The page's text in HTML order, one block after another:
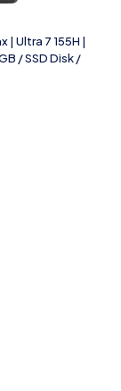
| Ultra 7 155H |
/ SSD Disk /